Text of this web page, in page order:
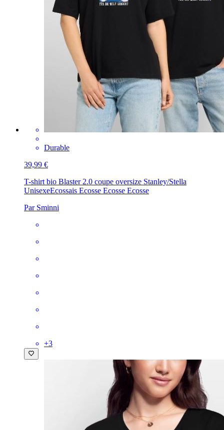
Durable
39,99 €
T-shirt bio Blaster 2.0 coupe oversize Stanley/Stella
UnisexeEcossais Ecosse Ecosse Ecosse
Par Sminni
+3